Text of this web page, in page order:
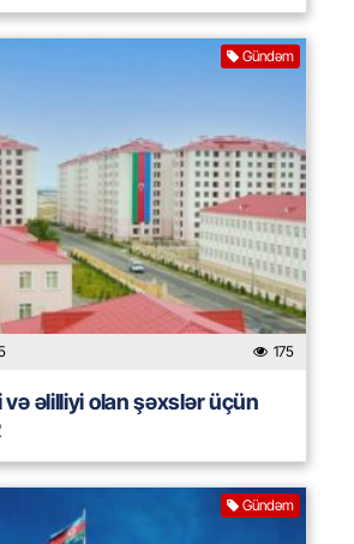
Gündəm
175
və əlilliyi olan şəxslər üçün
Gündəm